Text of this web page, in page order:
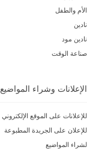
الأم والطفل
نادين
نادين مود
صناعة الوقت
الإعلانات وشراء المواضيع
للإعلانات على الموقع الإلكتروني
للإعلان على الجريدة المطبوعة
لشراء المواضيع